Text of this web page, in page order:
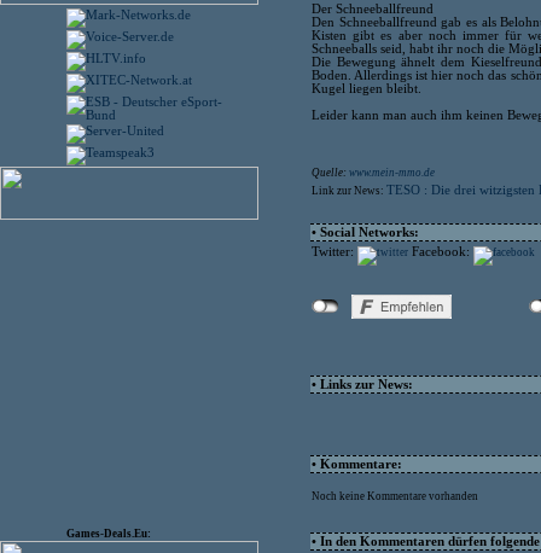
Games-Deals.Eu:
Der Schneeballfreund
Den Schneeballfreund gab es als
Kisten gibt es aber noch immer für
Schneeballs seid, habt ihr noch die
Die Bewegung ähnelt dem
Boden. Allerdings ist hier noch das
Kugel liegen bleibt.
Leider kann man auch ihm keinen
Quelle: www.mein-mmo.de
Link zur News: TESO : Die drei witzigsten
• Social Networks:
Twitter:
Facebook:
• Links zur News:
• Kommentare:
Noch keine Kommentare vorhanden
• In den Kommentaren dürfen